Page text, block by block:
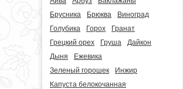
Брусника
Брюква
Виноград
Голубика
Горох
Гранат
Грецкий орех
Груша
Дайкон
Дыня
Ежевика
Зеленый горошек
Инжир
Капуста белокочанная